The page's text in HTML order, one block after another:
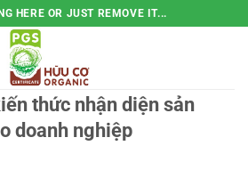
HERE OR JUST REMOVE IT...
thức nhận diện sản
doanh nghiệp